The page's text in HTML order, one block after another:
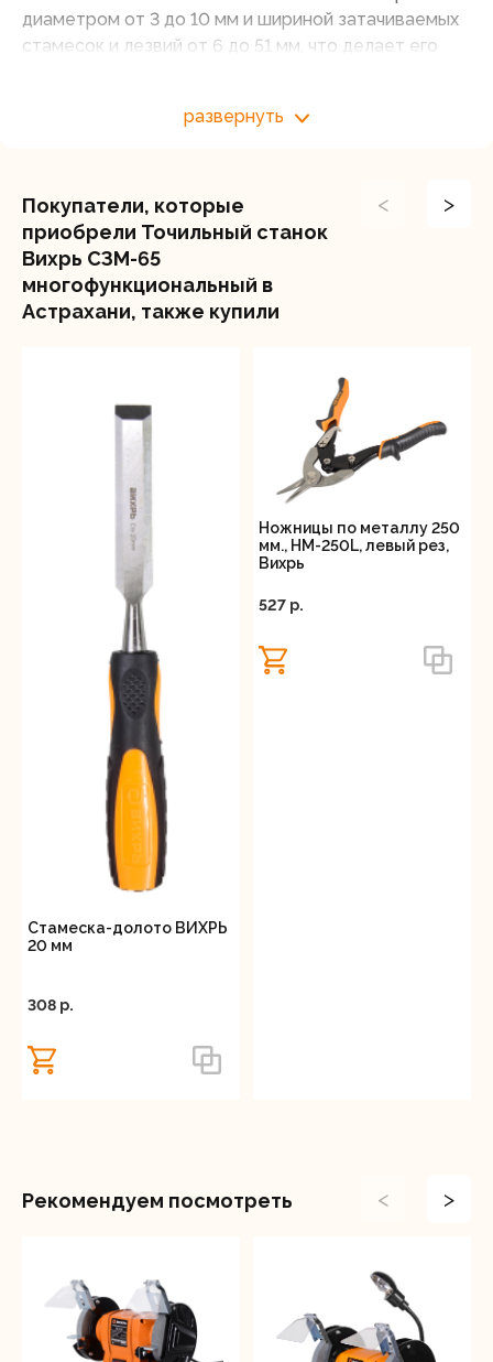
диаметром от 3 до 10 мм и шириной затачиваемых
стамесок и лезвий от 6 до 51 мм, что делает его
Компактные размеры самого устройства
позволяют удобно разместить его даже в
небольших мастерских. Прочный корпус и удобный
дизайн точильного станка обеспечивают
безопасность и комфорт во время работы.
выбор для тех, кто ищет сочетание качества,
эффективности и многофункциональности.
развернуть
Покупатели, которые
приобрели Точильный станок
Вихрь СЗМ-65
многофункциональный в
Астрахани, также купили
< >
Стамеска-долото ВИХРЬ
20 мм
308 p.
Ножницы по металлу 250
мм., НМ-250L, левый рез,
Вихрь
527 p.
Рекомендуем посмотреть < >